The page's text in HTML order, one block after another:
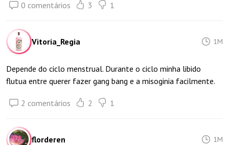
0 comentários 3 1
Vitoria_Regia 1M
Depende do ciclo menstrual. Durante o ciclo minha libido
flutua entre querer fazer gang bang e a misoginia facilmente.
2 comentários 2 1
florderen 1M